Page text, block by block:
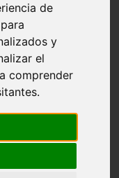
de
y
el
comprender